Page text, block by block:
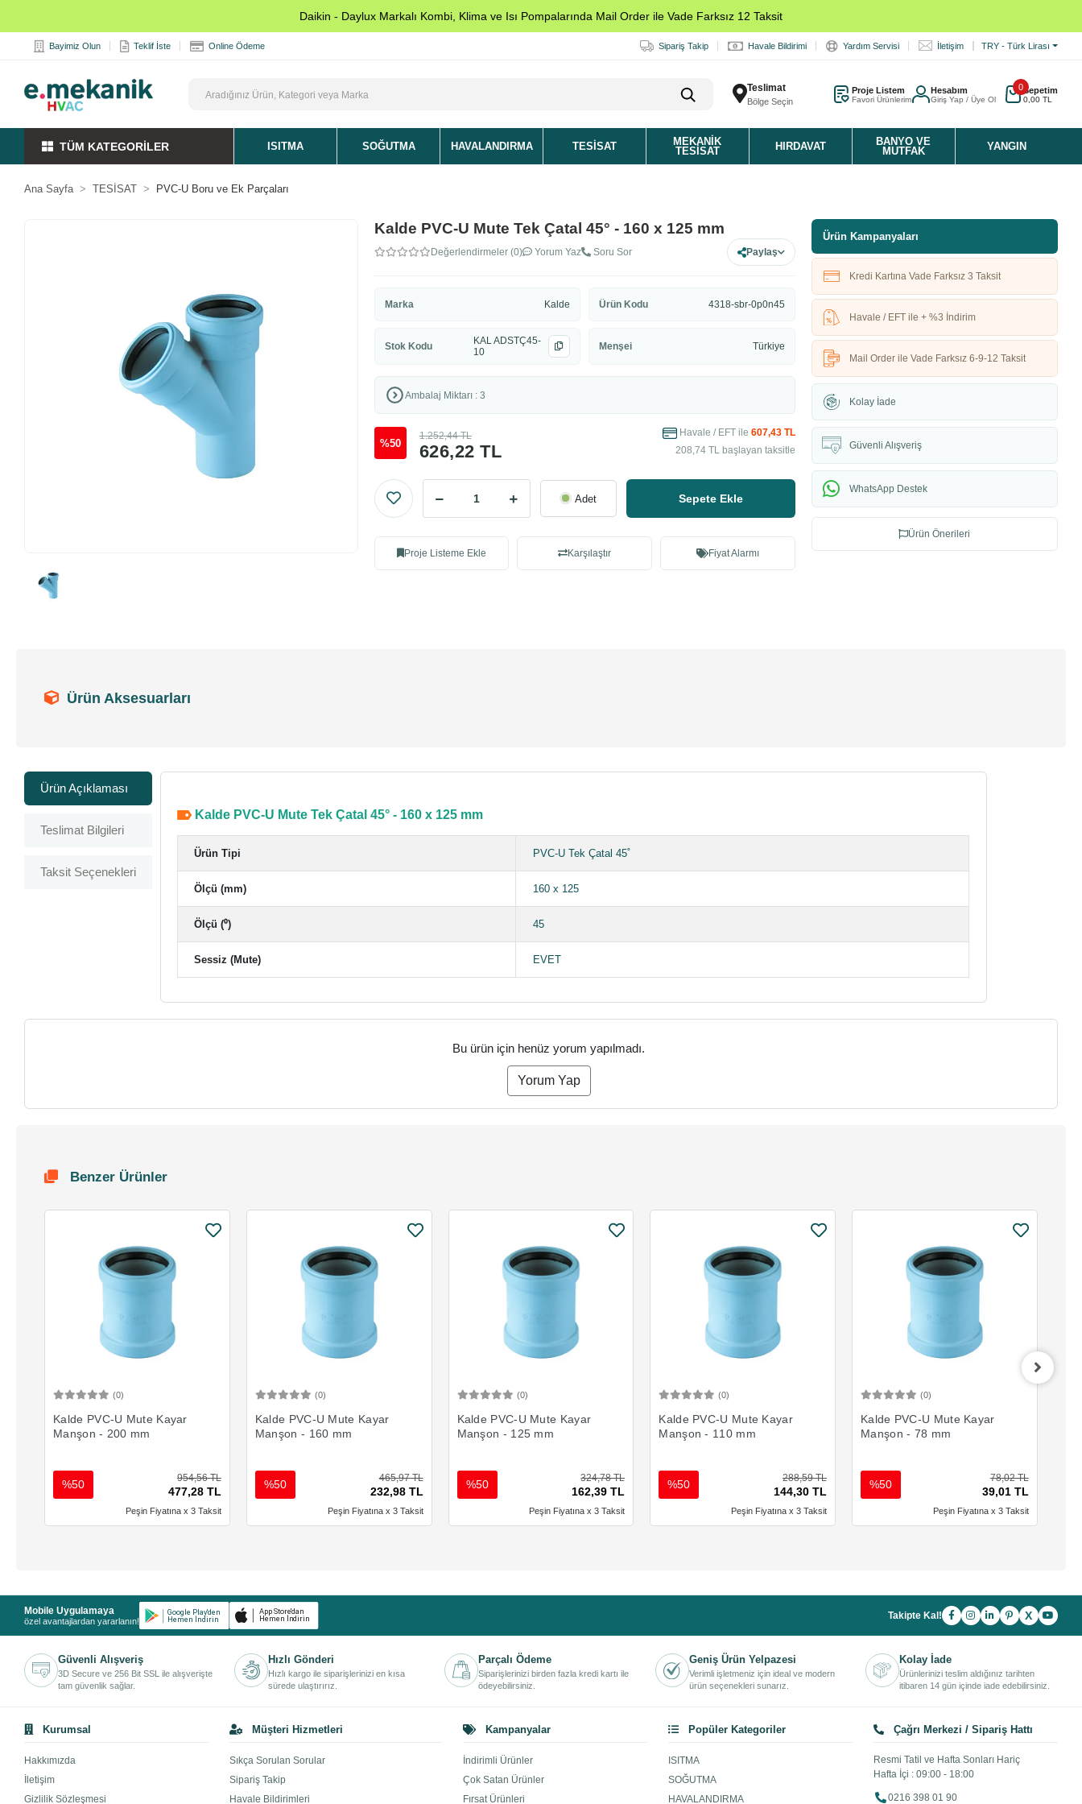
Daikin - Daylux Markalı Kombi, Klima ve Isı Pompalarında Mail Order ile Vade Farksız 12 Taksit
Bayimiz Olun Teklif İste Online Ödeme Sipariş Takip Havale Bildirimi Yardım Servisi İletişim TRY - Türk Lirası
Teslimat
Bölge Seçin
Proje Listem
Favori Ürünlerim
Hesabım
Giriş Yap / Üye Ol
0Sepetim
0,00 TL
TÜM KATEGORİLER ISITMA SOĞUTMA HAVALANDIRMA TESISAT
MEKANIK
TESISAT
HIRDAVAT
BANYO VE
MUTFAK
YANGIN
Ana Sayfa TESİSAT PVC-U Boru ve Ek Parçaları
Kalde PVC-U Mute Tek Çatal 45° - 160 x 125 mm
Değerlendirmeler (0) Yorum Yaz Soru Sor Paylaş
Marka Kalde Ürün Kodu 4318-sbr-0p0n45
Stok Kodu
KAL ADSTÇ45-
10
Menşei Türkiye
Ambalaj Miktarı : 3
%50 626,22 TL
1.252,44 TL Havale / EFT ile 607,43 TL
208,74 TL başlayan taksitle
Adet Sepete Ekle
Proje Listeme Ekle Karşılaştır Fiyat Alarmı
Ürün Kampanyaları
Kredi Kartına Vade Farksız 3 Taksit
Havale / EFT ile + %3 İndirim
Mail Order ile Vade Farksız 6-9-12 Taksit
Kolay İade
Güvenli Alışveriş
WhatsApp Destek
Ürün Önerileri
Ürün Aksesuarları
Ürün Açıklaması
Teslimat Bilgileri
Taksit Seçenekleri
Kalde PVC-U Mute Tek Çatal 45° - 160 x 125 mm
Ürün Tipi PVC-U Tek Çatal 45˚
Ölçü (mm) 160 x 125
Ölçü (⁰) 45
Sessiz (Mute) EVET
Bu ürün için henüz yorum yapılmadı.
Yorum Yap
Benzer Ürünler
(0)
Kalde PVC-U Mute Kayar
Manşon - 200 mm
954,56 TL
477,28 TL
%50
Peşin Fiyatına x 3 Taksit
(0)
Kalde PVC-U Mute Kayar
Manşon - 160 mm
465,97 TL
232,98 TL
%50
Peşin Fiyatına x 3 Taksit
(0)
Kalde PVC-U Mute Kayar
Manşon - 125 mm
324,78 TL
162,39 TL
%50
Peşin Fiyatına x 3 Taksit
(0)
Kalde PVC-U Mute Kayar
Manşon - 110 mm
288,59 TL
144,30 TL
%50
Peşin Fiyatına x 3 Taksit
(0)
Kalde PVC-U Mute Kayar
Manşon - 78 mm
78,02 TL
39,01 TL
%50
Peşin Fiyatına x 3 Taksit
Mobile Uygulamaya
özel avantajlardan yararlanın! Takipte Kal! X
Güvenli Alışveriş
3D Secure ve 256 Bit SSL ile alışverişte
tam güvenlik sağlar.
Hızlı Gönderi
Hızlı kargo ile siparişlerinizi en kısa
sürede ulaştırırız.
Parçalı Ödeme
Siparişlerinizi birden fazla kredi kartı ile
ödeyebilirsiniz.
Geniş Ürün Yelpazesi
Verimli işletmeniz için ideal ve modern
ürün seçenekleri sunarız.
Kolay İade
Ürünlerinizi teslim aldığınız tarihten
itibaren 14 gün içinde iade edebilirsiniz.
Kurumsal
Hakkımızda
İletişim
Gizlilik Sözleşmesi
Müşteri Hizmetleri
Sıkça Sorulan Sorular
Sipariş Takip
Havale Bildirimleri
Kampanyalar
İndirimli Ürünler
Çok Satan Ürünler
Fırsat Ürünleri
Popüler Kategoriler
ISITMA
SOĞUTMA
HAVALANDIRMA
Çağrı Merkezi / Sipariş Hattı
Resmi Tatil ve Hafta Sonları Hariç
Hafta İçi : 09:00 - 18:00
0216 398 01 90